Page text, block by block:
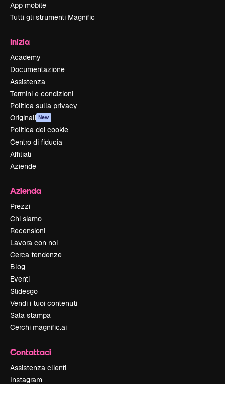
App mobile
Tutti gli strumenti Magnific
Inizia
Academy
Documentazione
Assistenza
Termini e condizioni
Politica sulla privacy
Originali New
Politica dei cookie
Centro di fiducia
Affiliati
Aziende
Azienda
Prezzi
Chi siamo
Recensioni
Lavora con noi
Cerca tendenze
Blog
Eventi
Slidesgo
Vendi i tuoi contenuti
Sala stampa
Cerchi magnific.ai
Contattaci
Assistenza clienti
Instagram